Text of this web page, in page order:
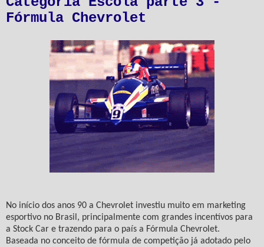
Fórmula Chevrolet
No início dos anos 90 a Chevrolet investiu muito em marketing
esportivo no Brasil, principalmente com grandes incentívos para
a Stock Car e trazendo para o país a Fórmula Chevrolet.
Baseada no conceito de fórmula de competição já adotado pelo